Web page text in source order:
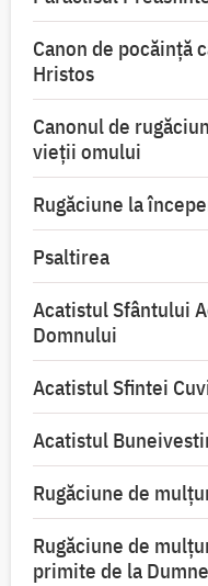
Canon de pocăință
Hristos
Canonul de
vieții omului
Rugăciune la
Psaltirea
Acatistul Sfântului
Domnului
Acatistul Sfintei
Acatistul
Rugăciune de
Rugăciune de
primite de la